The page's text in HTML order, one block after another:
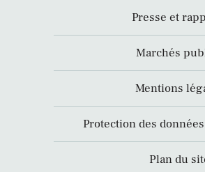
Presse et
Marchés
Mentions
Protection des
Plan du